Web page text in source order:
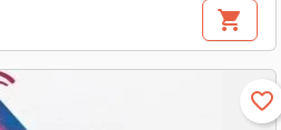
shopping_cart
favorite_border